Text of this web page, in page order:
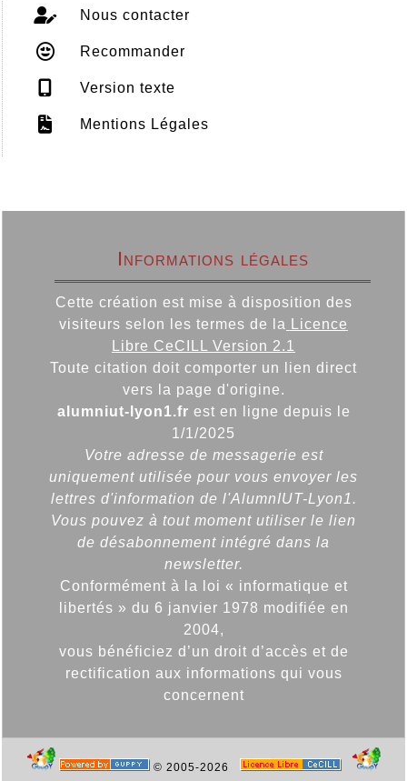
Nous contacter
Recommander
Version texte
Mentions Légales
Informations légales
Cette création est mise à disposition des
visiteurs selon les termes de la
Licence
Libre CeCILL Version 2.1
Toute citation doit comporter un lien direct
vers la page d'origine.
alumniut-lyon1.fr est en ligne depuis le
1/1/2025
Votre adresse de messagerie est
uniquement utilisée pour vous envoyer les
lettres d'information de l'AlumnIUT-Lyon1.
Vous pouvez à tout moment utiliser le lien
de désabonnement intégré dans la
newsletter.
Conformément à la loi « informatique et
libertés » du 6 janvier 1978 modifiée en
2004,
vous bénéficiez d’un droit d’accès et de
rectification aux informations qui vous
concernent
© 2005-2026